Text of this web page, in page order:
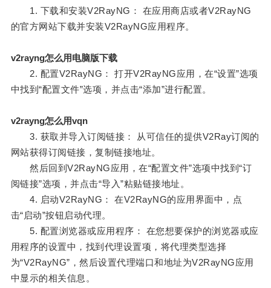
1. 下载和安装V2RayNG： 在应用商店或者V2RayNG
的官方网站下载并安装V2RayNG应用程序。
v2rayng怎么用电脑版下载
2. 配置V2RayNG： 打开V2RayNG应用，在“设置”选项
中找到“配置文件”选项，并点击“添加”进行配置。
v2rayng怎么用vqn
3. 获取并导入订阅链接： 从可信任的提供V2Ray订阅的
网站获得订阅链接，复制链接地址。
然后回到V2RayNG应用，在“配置文件”选项中找到“订
阅链接”选项，并点击“导入”粘贴链接地址。
4. 启动V2RayNG： 在V2RayNG的应用界面中，点
击“启动”按钮启动代理。
5. 配置浏览器或应用程序： 在您想要保护的浏览器或应
用程序的设置中，找到代理设置项，将代理类型选择
为“V2RayNG”，然后设置代理端口和地址为V2RayNG应用
中显示的相关信息。